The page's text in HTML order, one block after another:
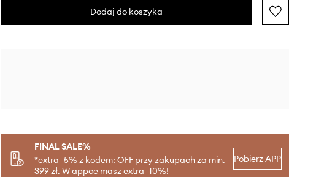
Dodaj do koszyka
FINAL SALE%
*extra -5% z kodem: OFF przy zakupach za min.
399 zł. W appce masz extra -10%!
Pobierz APP